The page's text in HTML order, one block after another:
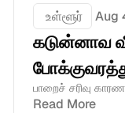
உள்ளூர் Aug
கடுன்னாவ
பாறைச் சரிவு
Read More